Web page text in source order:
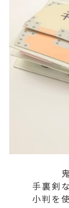
手裏剣
小判を